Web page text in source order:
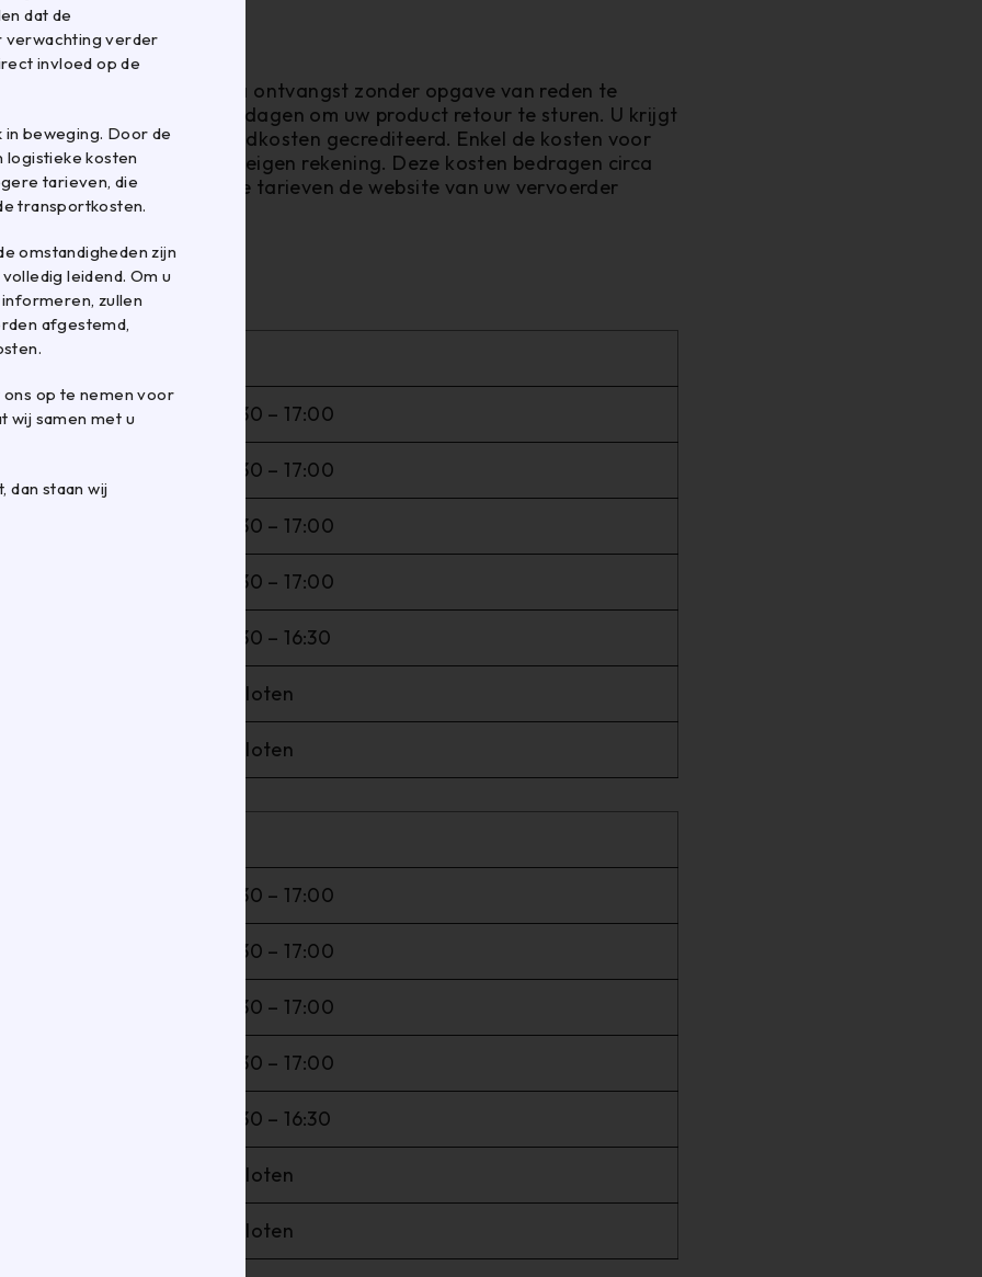
tot 14 dagen na ontvangst zonder opgave van reden te
annulering nogmaals 14 dagen om uw product retour te sturen. U krijgt
inclusief verzendkosten gecrediteerd. Enkel de kosten voor
de webwinkel zijn voor eigen rekening. Deze kosten bedragen circa
raadpleeg voor de exacte tarieven de website van uw vervoerder
per afdeling:
08:30 – 17:00
08:30 – 17:00
08:30 – 17:00
08:30 – 17:00
08:30 – 16:30
Gesloten
Gesloten
08:30 – 17:00
08:30 – 17:00
08:30 – 17:00
08:30 – 17:00
08:30 – 16:30
Gesloten
Gesloten
dat de
verwachting verder
invloed op de
beweging. Door de
logistieke kosten
tarieven, die
transportkosten.
omstandigheden zijn
leidend. Om u
zullen
afgestemd,
op te nemen voor
wij samen met u
dan staan wij